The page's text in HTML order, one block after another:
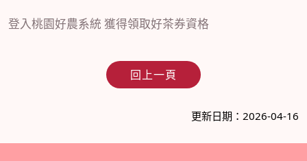
登入桃園好農系統 獲得領取好茶券資格
回上一頁
更新日期：2026-04-16